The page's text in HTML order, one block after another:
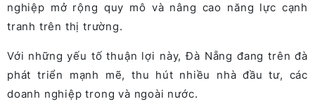
nghiệp mở rộng quy mô và nâng cao năng lực cạnh
tranh trên thị trường​.
Với những yếu tố thuận lợi này, Đà Nẵng đang trên đà
phát triển mạnh mẽ, thu hút nhiều nhà đầu tư, các
doanh nghiệp trong và ngoài nước.